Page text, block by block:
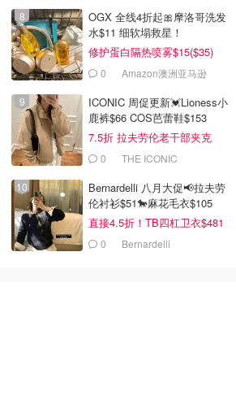
OGX 全线4折起🎀摩洛哥洗发
水$11 细软塌救星！
修护蛋白隔热喷雾$15($35)
0 Amazon澳洲亚马逊
ICONIC 周促更新💓Lioness小
鹿裤$66 COS芭蕾鞋$153
7.5折 拉夫劳伦老干部夹克
$4190 THE ICONIC
Bernardelli 八月大促📢拉夫劳
伦衬衫$51🐎麻花毛衣$105
直接4.5折！TB四杠卫衣$481
0 Bernardelli